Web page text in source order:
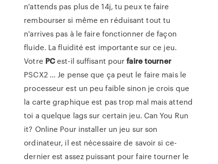
n'attends pas plus de 14j, tu peux te faire
rembourser si même en réduisant tout tu
n'arrives pas à le faire fonctionner de façon
fluide. La fluidité est importante sur ce jeu.
Votre PCest-il suffisant pourfairetourner
PSCX2 ... Je pense que ça peut le faire mais le
processeur est un peu faible sinon je crois que
la carte graphique est pas trop mal mais attend
toi a quelque lags sur certain jeu. Can You Run
it? Online Pour installer un jeu sur son
ordinateur, il est nécessaire de savoir si ce-
dernier est assez puissant pour faire tourner le